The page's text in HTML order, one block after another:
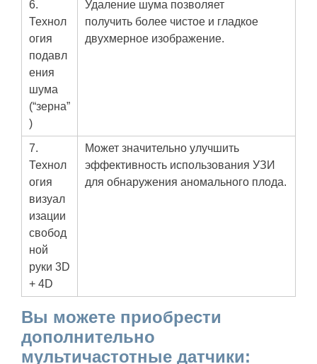
6.
Технол
огия
подавл
ения
шума
(“зерна”
)
Удаление шума позволяет
получить более чистое и гладкое
двухмерное изображение.
7.
Технол
огия
визуал
изации
свобод
ной
руки 3D
+ 4D
Может значительно улучшить
эффективность использования УЗИ
для обнаружения аномального плода.
Вы можете приобрести
дополнительно
мультичастотные датчики: